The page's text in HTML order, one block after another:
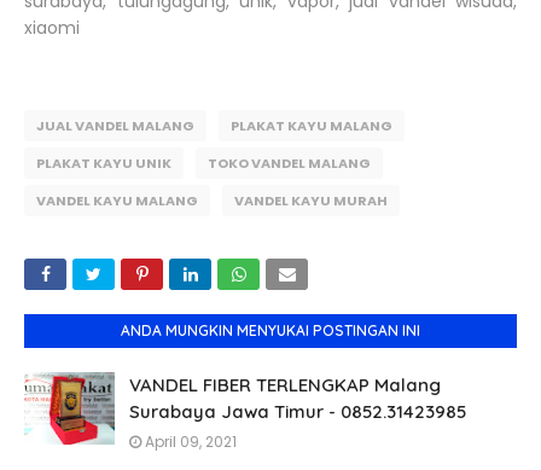
xiaomi
JUAL VANDEL MALANG
PLAKAT KAYU MALANG
PLAKAT KAYU UNIK
TOKO VANDEL MALANG
VANDEL KAYU MALANG
VANDEL KAYU MURAH
ANDA MUNGKIN MENYUKAI POSTINGAN INI
VANDEL FIBER TERLENGKAP Malang
Surabaya Jawa Timur - 0852.31423985
April 09, 2021